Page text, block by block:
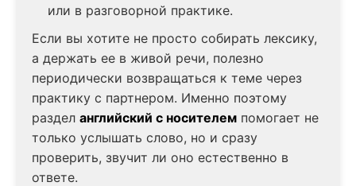
или в разговорной практике.
Если вы хотите не просто собирать лексику,
а держать ее в живой речи, полезно
периодически возвращаться к теме через
практику с партнером. Именно поэтому
раздел английский с носителем помогает не
только услышать слово, но и сразу
проверить, звучит ли оно естественно в
ответе.